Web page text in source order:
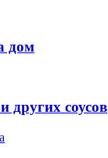
дом
других соусов